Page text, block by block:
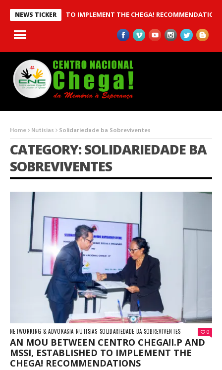
NEWS TICKER
IMPLEMENT THE CHEGA! RECOMMENDATIONS CENTRO
Home Nutisias Solidariedade ba Sobreviventes
CATEGORY: SOLIDARIEDADE BA
SOBREVIVENTES
NETWORKING & ADVOKASIA NUTISIAS SOLIDARIEDADE BA SOBREVIVENTES 0
AN MOU BETWEEN CENTRO CHEGA!I.P AND
MSSI, ESTABLISHED TO IMPLEMENT THE
CHEGA! RECOMMENDATIONS